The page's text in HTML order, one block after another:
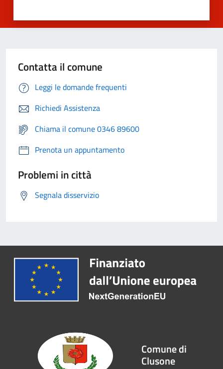
Contatta il comune
Leggi le domande frequenti
Richiedi Assistenza
Chiama il comune 0346 89600
Prenota un appuntamento
Problemi in città
Segnala disservizio
Comune di
Clusone